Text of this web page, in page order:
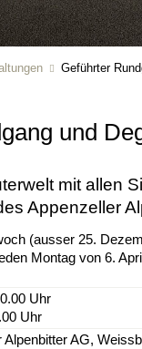
Geführter
und
mit allen
Appenzeller
(ausser 25.
Montag von 6.
Uhr
Uhr
Alpenbitter AG,